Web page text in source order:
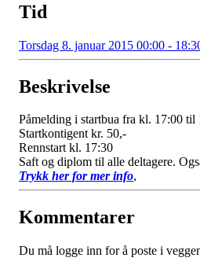
Tid
Torsdag 8. januar 2015 00:00 -
Beskrivelse
Påmelding i startbua fra kl. 17:00 til
Startkontigent kr. 50,-
Rennstart kl. 17:30
Saft og diplom til alle deltagere.
Trykk her for mer info,
Kommentarer
Du må logge inn for å poste i